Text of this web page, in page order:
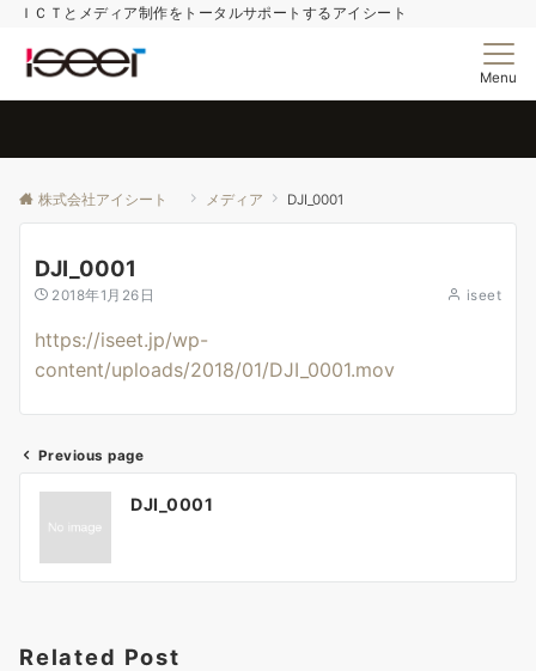
ＩＣＴとメディア制作をトータルサポートするアイシート
Menu
株式会社アイシート メディア DJI_0001
DJI_0001
2018年1月26日 iseet
https://iseet.jp/wp-
content/uploads/2018/01/DJI_0001.mov
投
ナ
ゲ
Previous page
DJI_0001
Related Post